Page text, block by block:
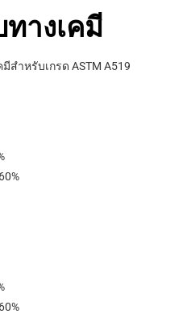
างเคมี
สำหรับเกรด ASTM A519